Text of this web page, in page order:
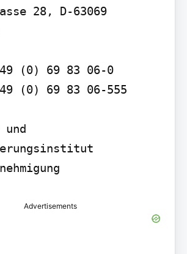
28, D-63069
(0) 69 83 06-0
(0) 69 83 06-555
und
Advertisements